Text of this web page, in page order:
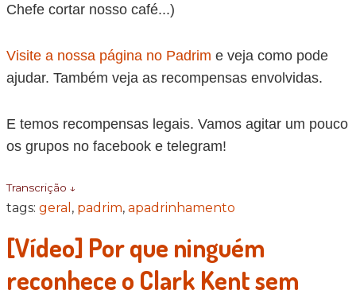
Chefe cortar nosso café...)
Visite a nossa página no Padrim e veja como pode
ajudar. Também veja as recompensas envolvidas.
E temos recompensas legais. Vamos agitar um pouco
os grupos no facebook e telegram!
Transcrição ↓
tags: geral , padrim, apadrinhamento
[Vídeo] Por que ninguém
reconhece o Clark Kent sem